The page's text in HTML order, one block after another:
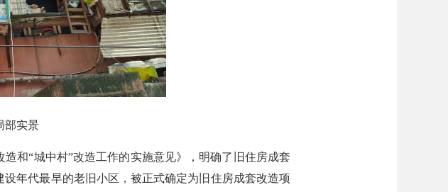
部实景
和“城中村”改造工作的实施意见》，明确了旧住房成套
年代最早的老旧小区，被正式确定为旧住房成套改造项